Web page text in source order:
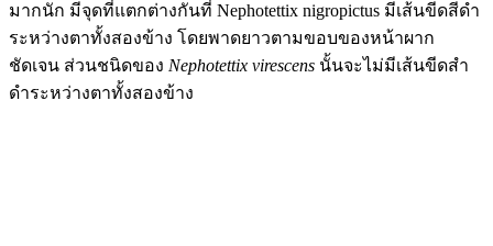
มากนัก มีจุดที่แตกต่างกันที่ Nephotettix nigropictus มีเส้นขีดสีดำ
ระหว่างตาทั้งสองข้าง โดยพาดยาวตามขอบของหน้าผาก
ชัดเจน ส่วนชนิดของ Nephotettix virescens นั้นจะไม่มีเส้นขีดสำ
ดำระหว่างตาทั้งสองข้าง